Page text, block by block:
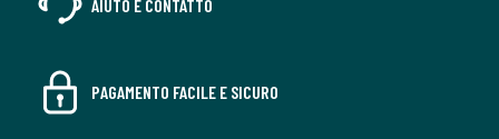
AIUTO E CONTATTO
PAGAMENTO FACILE E SICURO